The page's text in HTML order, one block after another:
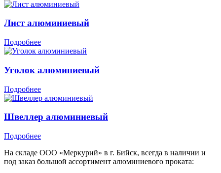
Лист алюминиевый
Подробнее
Уголок алюминиевый
Подробнее
Швеллер алюминиевый
Подробнее
На складе ООО «Меркурий» в г. Бийск, всегда в наличии и
под заказ большой ассортимент алюминиевого проката: